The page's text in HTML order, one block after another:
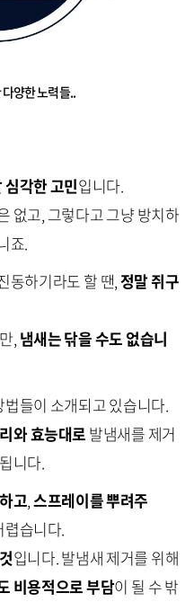
양한 노력들..
각한 고민입니다.
없고, 그렇다고 그냥 방치하
죠.
동하기라도 할 땐,정말 쥐구
, 냄새는 닦을 수도 없습니
들이 소개되고 있습니다.
와 효능대로 발냄새를 제거
니다.
고,스프레이를 뿌려주
렵습니다.
입니다. 발냄새 제거를 위해
비용적으로 부담이 될 수 밖